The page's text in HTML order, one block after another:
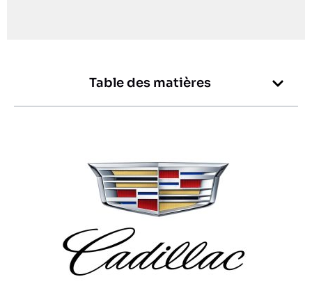
Table des matières